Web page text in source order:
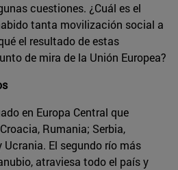
cuestiones. ¿Cuál es el
tanta movilización social a
el resultado de estas
de mira de la Unión Europea?
en Europa Central que
Rumania; Serbia,
Ucrania. El segundo río más
atraviesa todo el país y